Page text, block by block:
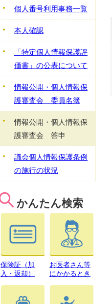
個人番号利用事務一覧
本人確認
「特定個人情報保護評
価書」の公表について
情報公開・個人情報保
護審査会 委員名簿
情報公開・個人情報保
護審査会 答申
議会個人情報保護条例
の施行の状況
かんたん検索
保険証（加
入・返却）
お医者さん等
にかかるとき